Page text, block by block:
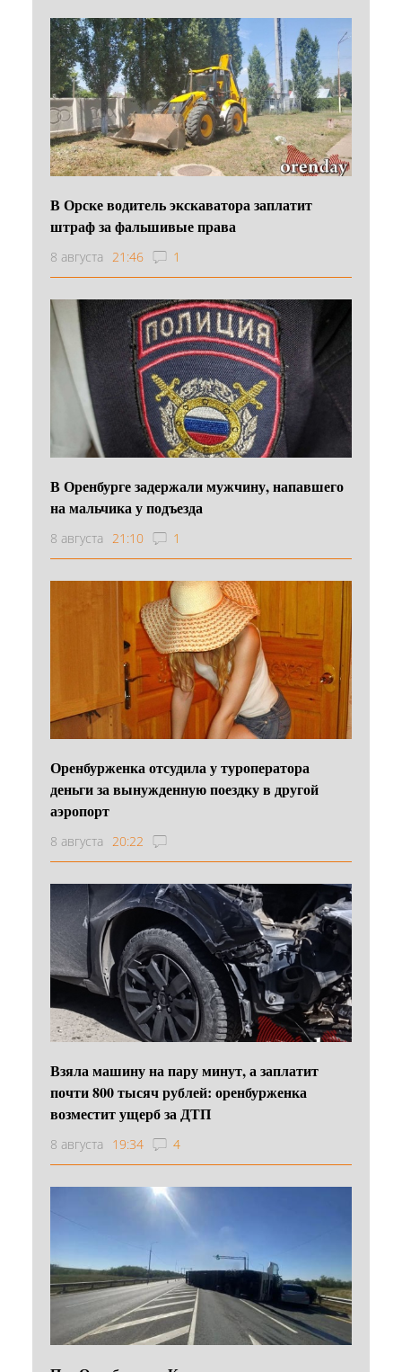
В Орске водитель экскаватора заплатит
штраф за фальшивые права
8 августа 21:46 1
В Оренбурге задержали мужчину, напавшего
на мальчика у подъезда
8 августа 21:10 1
Оренбурженка отсудила у туроператора
деньги за вынужденную поездку в другой
аэропорт
8 августа 20:22
Взяла машину на пару минут, а заплатит
почти 800 тысяч рублей: оренбурженка
возместит ущерб за ДТП
8 августа 19:34 4